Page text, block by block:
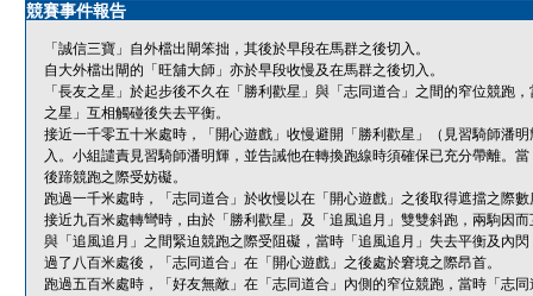
競賽事件報告
「誠信三寶」自外檔出閘笨拙，其後於早段在馬群之後切入。
自大外檔出閘的「旺舖大師」亦於早段收慢及在馬群之後切入。
「長友之星」於起步後不久在「勝利歡星」與「志同道合」之間的窄位競跑
之星」互相觸碰後失去平衡。
接近一千零五十米處時，「開心遊戲」收慢避開「勝利歡星」（見習騎師潘
入。小組譴責見習騎師潘明輝，並告誡他在轉換跑線時須確保已充分帶離。
後蹄競跑之際受妨礙。
跑過一千米處時，「志同道合」於收慢以在「開心遊戲」之後取得遮擋之際
接近九百米處轉彎時，由於「勝利歡星」及「追風追月」雙雙斜跑，兩駒因
與「追風追月」之間緊迫競跑之際受阻礙，當時「追風追月」失去平衡及內
過了八百米處後，「志同道合」在「開心遊戲」之後處於窘境之際昂首。
跑過五百米處時，「好友無敵」在「志同道合」內側的窄位競跑，當時「志